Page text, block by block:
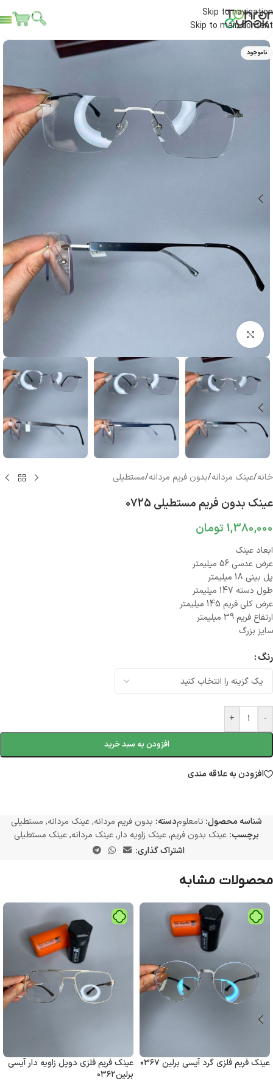
Skip to navigation
Skip to main content
ناموجود
بزرگنمایی تصویر
خانه/عینک مردانه/بدون فریم مردانه/مستطیلی
عینک بدون فریم مستطیلی 0725
1,380,000 تومان
ابعاد عینک
عرض عدسی 56 میلیمتر
پل بینی 18 میلیمتر
طول دسته 147 میلیمتر
عرض کلی فریم 145 میلیمتر
ارتفاع فریم 39 میلیمتر
سایز بزرگ
رنگ
-
+
افزودن به سبد خرید
افزودن به علاقه مندی
شناسه محصول: نامعلومدسته: بدون فریم مردانه,عینک مردانه, مستطیلی
برچسب: عینک بدون فریم,عینک زاویه دار,عینک مردانه,عینک مستطیلی
اشتراک گذاری:
محصولات مشابه
عینک فریم فلزی گرد آیسی برلین ۰۳۶۷
عینک فریم فلزی دوپل زاویه دار آیسی
برلین۰۳۶۲